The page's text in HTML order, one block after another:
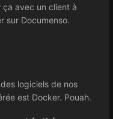
ça avec un client à
sur Documenso.
logiciels de nos
est Docker. Pouah.